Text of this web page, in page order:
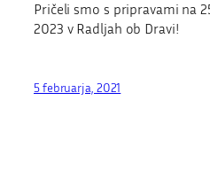
Pričeli smo s pripravami na
2023 v Radljah ob Dravi!
5 februarja, 2021